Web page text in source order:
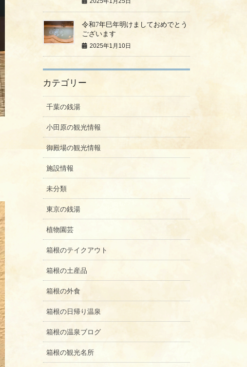
令和7年巳年明けましておめでとう
ございます
2025年1月10日
カテゴリー
千葉の銭湯
小田原の観光情報
御殿場の観光情報
施設情報
未分類
東京の銭湯
植物園芸
箱根のテイクアウト
箱根の土産品
箱根の外食
箱根の日帰り温泉
箱根の温泉ブログ
箱根の観光名所